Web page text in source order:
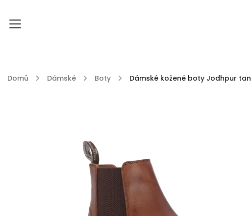
Domů / Dámské / Boty / Dámské kožené boty Jodhpur tan